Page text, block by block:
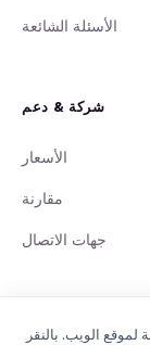
الأسئلة الشائعة
شركة & دعم
الأسعار
مقارنة
جهات الاتصال
لموقع الويب. بالنقر